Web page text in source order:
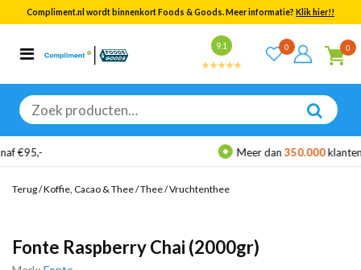
Compliment.nl wordt binnenkort Foods & Goods. Meer informatie? Klik hier!!
9.1 0 0
Zoeken
naar:
Categorieën
Bekijk alle resultaten
Meer dan350.000klanten
Terug/Koffie, Cacao & Thee/Thee/Vruchtenthee
Fonte Raspberry Chai (2000gr)